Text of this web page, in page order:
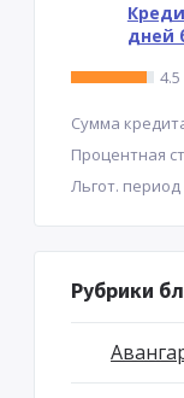
дней
4.5
Сумма
Процентная
Льгот. период
Рубрики